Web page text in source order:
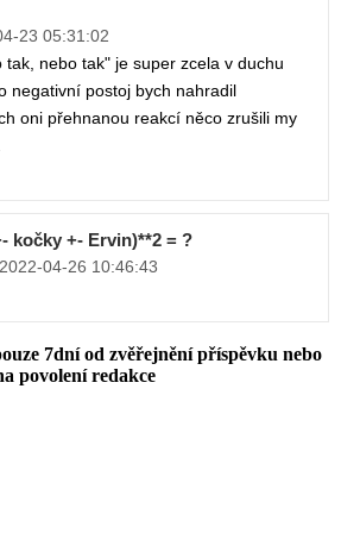
23 05:31:02
tak, nebo tak" je super zcela v duchu
negativní postoj bych nahradil
oni přehnanou reakcí něco zrušili my
kočky +- Ervin)**2 = ?
2022-04-26 10:46:43
7dní od zvěřejnění příspěvku nebo
povolení redakce